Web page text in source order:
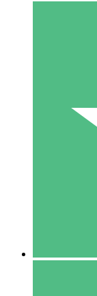
Paga según el